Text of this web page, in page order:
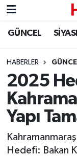
GÜNCEL
HABERLER
2025
Yapı
Hedefi: Bakan
GÜNCEL
SİYASET
EKONOMİ
SPOR
YAŞAM
Nöbetçi
Hava
Trafik
Süper Lig